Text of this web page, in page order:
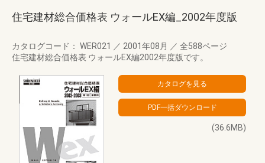
住宅建材総合価格表 ウォールEX編_2002年度版
カタログコード： WER021 ／ 2001年08月 ／ 全588ページ
住宅建材総合価格表 ウォールEX編2002年度版です。
(36.6MB)